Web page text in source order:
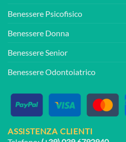
Benessere Psicofisico
Benessere Donna
Benessere Senior
Benessere Odontoiatrico
ASSISTENZA CLIENTI